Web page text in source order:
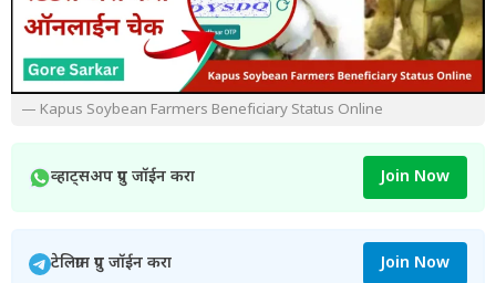
— Kapus Soybean Farmers Beneficiary Status Online
व्हाट्सअप ग्रुप जॉईन करा Join Now
टेलिग्राम ग्रुप जॉईन करा Join Now